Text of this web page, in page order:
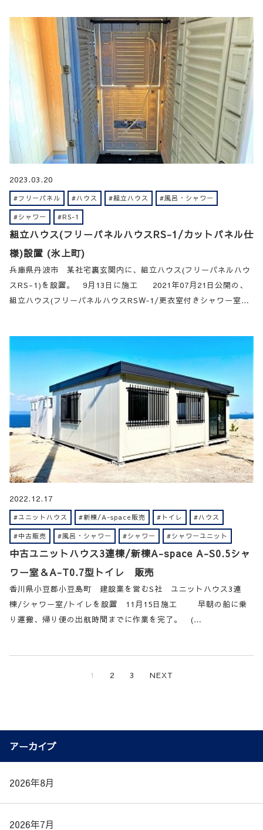
2023.03.20
#フリーパネル #ハウス #組立ハウス #風呂・シャワー
#シャワー #RS-1
組立ハウス(フリーパネルハウスRS-1/カットパネル仕
様)設置 (氷上町)
兵庫県丹波市 某社宅裏玄関内に、組立ハウス(フリーパネルハウ
スRS-1)を設置。 9月13日に施工 2021年07月21日公開の、
組立ハウス(フリーパネルハウスRSW‐1/更衣室付きシャワー室…
2022.12.17
#ユニットハウス #新棟/A-space販売 #トイレ #ハウス
#中古販売 #風呂・シャワー #シャワー #シャワーユニット
中古ユニットハウス3連棟/新棟A-space A-S0.5シャ
ワー室＆A-T0.7型トイレ 販売
香川県小豆郡小豆島町 建設業を営むS社 ユニットハウス3連
棟/シャワー室/トイレを設置 11月15日施工 早朝の船に乗
り運搬、帰り便の出航時間までに作業を完了。 (…
1 2 3 NEXT
アーカイブ
2026年8月
2026年7月